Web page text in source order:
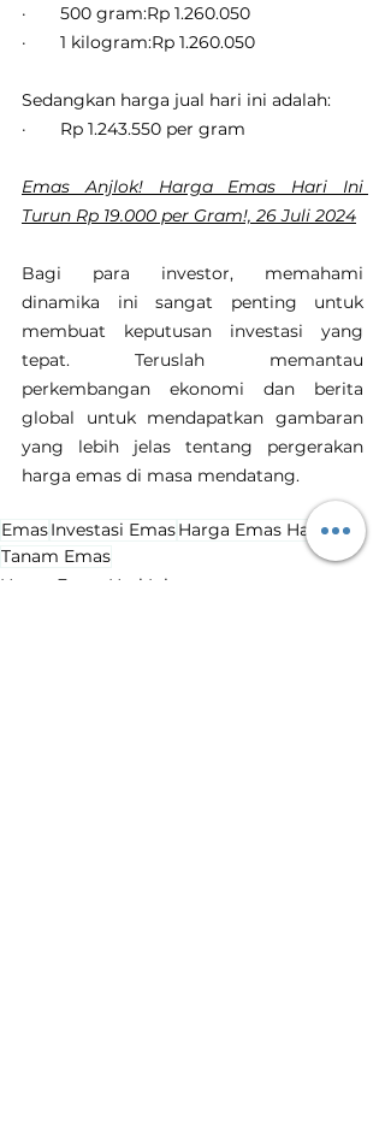
·       500 gram:Rp 1.260.050
·       1 kilogram:Rp 1.260.050
Sedangkan harga jual hari ini adalah:
·       Rp 1.243.550 per gram
Emas Anjlok! Harga Emas Hari Ini
Turun Rp 19.000 per Gram!, 26 Juli 2024
Bagi para investor, memahami
dinamika ini sangat penting untuk
membuat keputusan investasi yang
tepat. Teruslah memantau
perkembangan ekonomi dan berita
global untuk mendapatkan gambaran
yang lebih jelas tentang pergerakan
harga emas di masa mendatang.
EmasInvestasi EmasHarga Emas Hari Ini
Tanam Emas
Harga Emas Hari Ini